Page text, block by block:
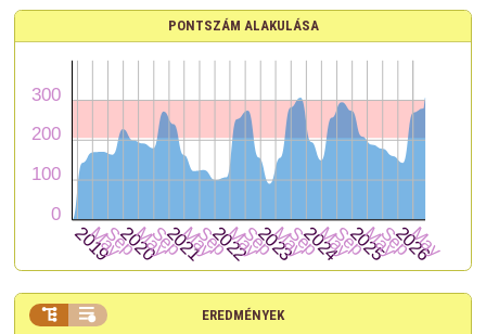
PONTSZÁM ALAKULÁSA
EREDMÉNYEK
 